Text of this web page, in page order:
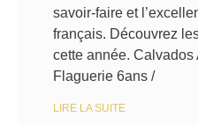
savoir-faire et
français. Découvrez
cette année.
Flaguerie 6ans /
LIRE LA SUITE